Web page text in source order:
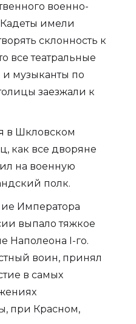
военно-
имели
склонность к
все театральные
и музыканты по
заезжали к
в Шкловском
как все дворяне
на военную
полк.
Императора
выпало тяжкое
Наполеона I-го.
воин, принял
в самых
при Красном,